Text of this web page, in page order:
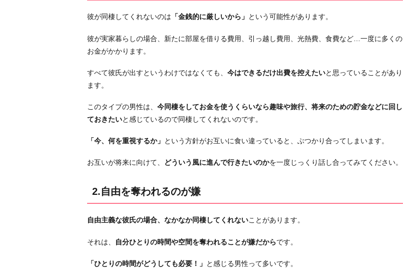
の
が
今
は
え
る
が
い
家
が
好
彼が同棲してくれないのは 「金銭的に厳しいから」 という可能性があります。
彼が実家暮らしの場合、新たに部屋を借りる費用、引っ越し費用、光熱費、食費など…一度に多くの
お金がかかります。
すべて彼氏が出すというわけではなくても、 今はできるだけ出費を控えたいと思っていることがあり
ます。
このタイプの男性は、 今同棲をしてお金を使うくらいなら趣味や旅行、将来のための貯金などに回し
ておきたいと感じているので同棲してくれないのです。
「今、何を重視するか」 という方針がお互いに食い違っていると、ぶつかり合ってしまいます。
お互いが将来に向けて、 どういう風に進んで行きたいのかを一度じっくり話し合ってみてください。
2.自由を奪われるのが嫌
自由主義な彼氏の場合、なかなか同棲してくれないことがあります。
それは、 自分ひとりの時間や空間を奪われることが嫌だからです。
「ひとりの時間がどうしても必要！」 と感じる男性って多いです。